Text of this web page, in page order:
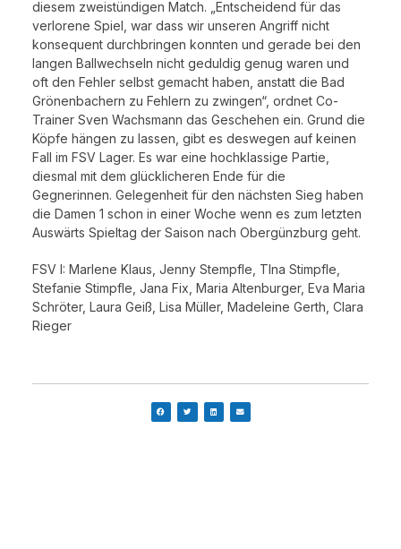
diesem zweistündigen Match. „Entscheidend für das
verlorene Spiel, war dass wir unseren Angriff nicht
konsequent durchbringen konnten und gerade bei den
langen Ballwechseln nicht geduldig genug waren und
oft den Fehler selbst gemacht haben, anstatt die Bad
Grönenbachern zu Fehlern zu zwingen“, ordnet Co-
Trainer Sven Wachsmann das Geschehen ein. Grund die
Köpfe hängen zu lassen, gibt es deswegen auf keinen
Fall im FSV Lager. Es war eine hochklassige Partie,
diesmal mit dem glücklicheren Ende für die
Gegnerinnen. Gelegenheit für den nächsten Sieg haben
die Damen 1 schon in einer Woche wenn es zum letzten
Auswärts Spieltag der Saison nach Obergünzburg geht.
FSV I: Marlene Klaus, Jenny Stempfle, TIna Stimpfle,
Stefanie Stimpfle, Jana Fix, Maria Altenburger, Eva Maria
Schröter, Laura Geiß, Lisa Müller, Madeleine Gerth, Clara
Rieger